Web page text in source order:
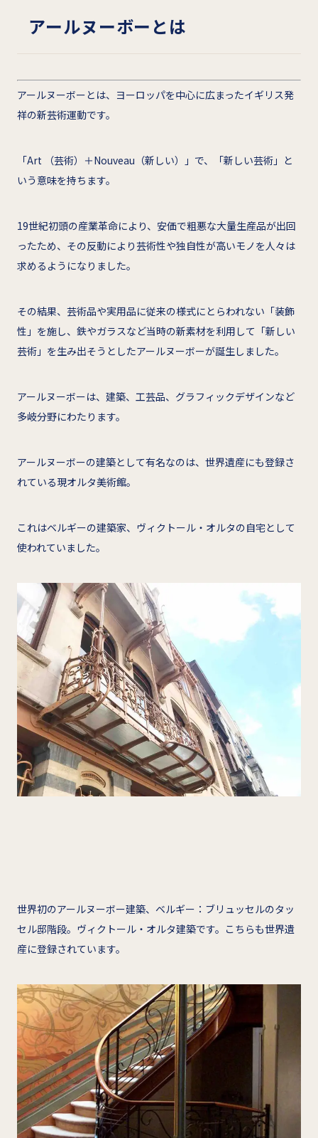
アールヌーボーとは
アールヌーボーとは、ヨーロッパを中心に広まったイギリス発
祥の新芸術運動です。
「Art （芸術）＋Nouveau（新しい）」で、「新しい芸術」と
いう意味を持ちます。
19世紀初頭の産業革命により、安価で粗悪な大量生産品が出回
ったため、その反動により芸術性や独自性が高いモノを人々は
求めるようになりました。
その結果、芸術品や実用品に従来の様式にとらわれない「装飾
性」を施し、鉄やガラスなど当時の新素材を利用して「新しい
芸術」を生み出そうとしたアールヌーボーが誕生しました。
アールヌーボーは、建築、工芸品、グラフィックデザインなど
多岐分野にわたります。
アールヌーボーの建築として有名なのは、世界遺産にも登録さ
れている現オルタ美術館。
これはベルギーの建築家、ヴィクトール・オルタの自宅として
使われていました。
世界初のアールヌーボー建築、ベルギー：ブリュッセルのタッ
セル邸階段。ヴィクトール・オルタ建築です。こちらも世界遺
産に登録されています。